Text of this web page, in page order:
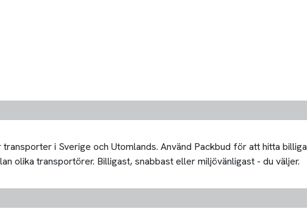
i Sverige och Utomlands. Använd Packbud för att hitta
olika transportörer. Billigast, snabbast eller miljövänligast - du väljer.